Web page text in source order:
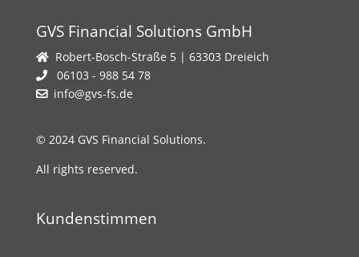
GVS Financial Solutions GmbH
Robert-Bosch-Straße 5 | 63303 Dreieich
06103 - 988 54 78
info@gvs-fs.de
© 2024 GVS Financial Solutions.
All rights reserved.
Kundenstimmen